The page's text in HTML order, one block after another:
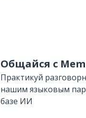
Общайся с
Практикуй
нашим языковым
базе ИИ